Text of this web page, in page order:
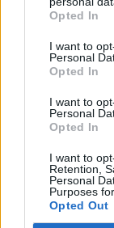
Opted In
I want to
Personal
Opted In
I want to
Personal
Opted In
I want to
Retention,
Personal
Purposes
Opted Out